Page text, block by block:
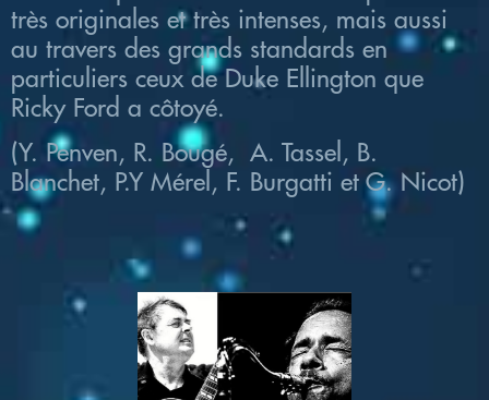
très originales et très intenses, mais aussi
au travers des grands standards en
particuliers ceux de Duke Ellington que
Ricky Ford a côtoyé.
(Y. Penven, R. Bougé, A. Tassel, B.
Blanchet, P.Y Mérel, F. Burgatti et G. Nicot)